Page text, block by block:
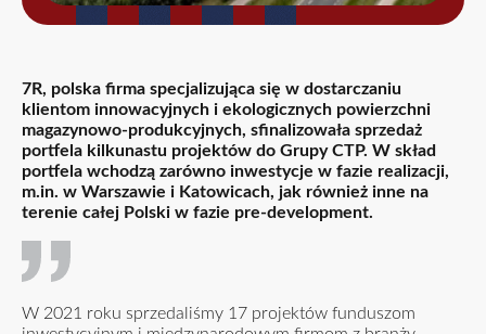
7R, polska firma specjalizująca się w dostarczaniu
klientom innowacyjnych i ekologicznych powierzchni
magazynowo-produkcyjnych, sfinalizowała sprzedaż
portfela kilkunastu projektów do Grupy CTP. W skład
portfela wchodzą zarówno inwestycje w fazie realizacji,
m.in. w Warszawie i Katowicach, jak również inne na
terenie całej Polski w fazie pre-development.
W 2021 roku sprzedaliśmy 17 projektów funduszom